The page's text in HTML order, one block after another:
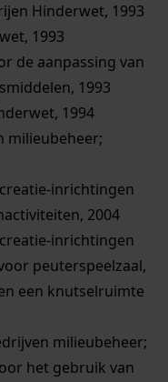
Hinderwet, 1993
1993
de aanpassing van
1993
1994
milieubeheer;
inrichtingen
2004
inrichtingen
peuterspeelzaal,
een knutselruimte
milieubeheer;
het gebruik van